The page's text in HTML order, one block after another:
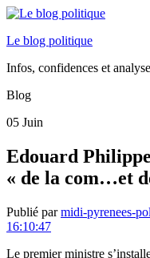
Le blog politique
Infos, confidences et
Blog
05 Juin
Edouard
« de la com…et
Publié parmidi-pyrenees-
16:10:47
Le premier ministre